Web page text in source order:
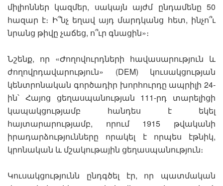
միլիոններ կազմեր, սակայն այժմ ընդամենը 50
հազար է։ Ի՞նչ եղավ այդ մարդկանց հետ, ինչո՞ւ
նրանց թիվը չաճեց, ո՞ւր գնացին»։
Նշենք, որ «Ժողովուրդների հավասարություն և
ժողովրդավարություն» (DEM) կուսակցության
կենտրոնական գործադիր խորհուրդը ապրիլի 24-
ին՝ Հայոց ցեղասպանության 111-րդ տարելիցի
կապակցությամբ հանդես է եկել
հայտարարությամբ, որում 1915 թվականի
իրադարձությունները որակել է որպես էթնիկ,
կրոնական և մշակութային ցեղասպանություն։
Կուսակցությունն ընդգծել էր, որ պատմական